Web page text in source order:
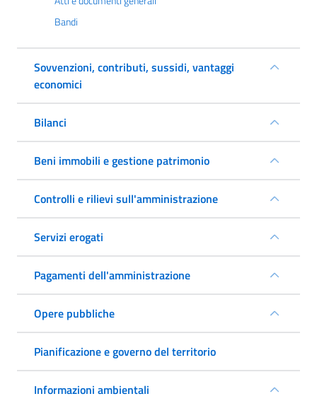
Bandi
Sovvenzioni, contributi, sussidi, vantaggi
economici
Bilanci
Beni immobili e gestione patrimonio
Controlli e rilievi sull'amministrazione
Servizi erogati
Pagamenti dell'amministrazione
Opere pubbliche
Pianificazione e governo del territorio
Informazioni ambientali